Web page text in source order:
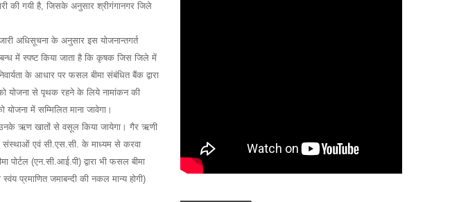
की गयी है, जिसके अनुसार श्रीगंगानगर जिले
अधिसूचना के अनुसार इस योजनान्तगर्त
में स्पष्ट किया जाता है कि कृषक जिस जिले में
के आधार पर फसल बीमा संबंधित बैंक द्वारा
को योजना से पृथक रहने के लिये नामांकन की
में सम्मिलित माना जावेगा।
उनके ऋण खातों से वसूल किया जायेगा। गैर ऋणी
संस्थाओं एवं सी.एस.सी. के माध्यम से करवा
(एन.सी.आई.पी) द्वारा भी फसल बीमा
प्रमाणित जमाबन्दी की नकल मान्य होगी)